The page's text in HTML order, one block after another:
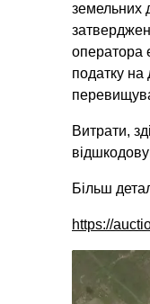
земельних
оператора
податку на
Витрати,
Більш
https://